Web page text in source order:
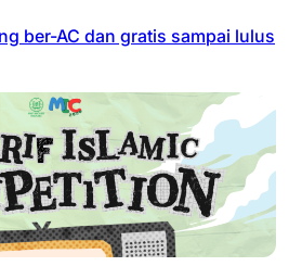
ber-AC dan gratis sampai lulus